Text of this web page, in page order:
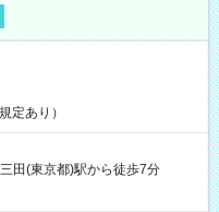
定あり）
三田(東京都)駅から徒歩7分